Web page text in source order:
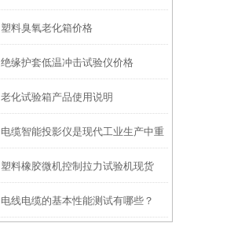
塑料臭氧老化箱价格
绝缘护套低温冲击试验仪价格
老化试验箱产品使用说明
电缆智能投影仪是现代工业生产中重
要的辅助设备之一
塑料橡胶微机控制拉力试验机现货
电线电缆的基本性能测试有哪些？